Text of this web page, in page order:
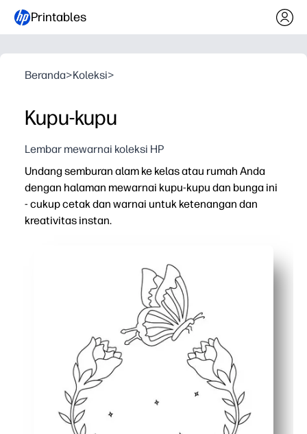
Printables
Beranda>Koleksi>
Kupu-kupu
Lembar mewarnai koleksi HP
Undang semburan alam ke kelas atau rumah Anda
dengan halaman mewarnai kupu-kupu dan bunga ini
- cukup cetak dan warnai untuk ketenangan dan
kreativitas instan.
Melibatkan rentang usia yang luas dengan garis
Membangun keterampilan motorik halus, pengenalan
Penggunaan serbaguna - penyelesaian awal, stasiun